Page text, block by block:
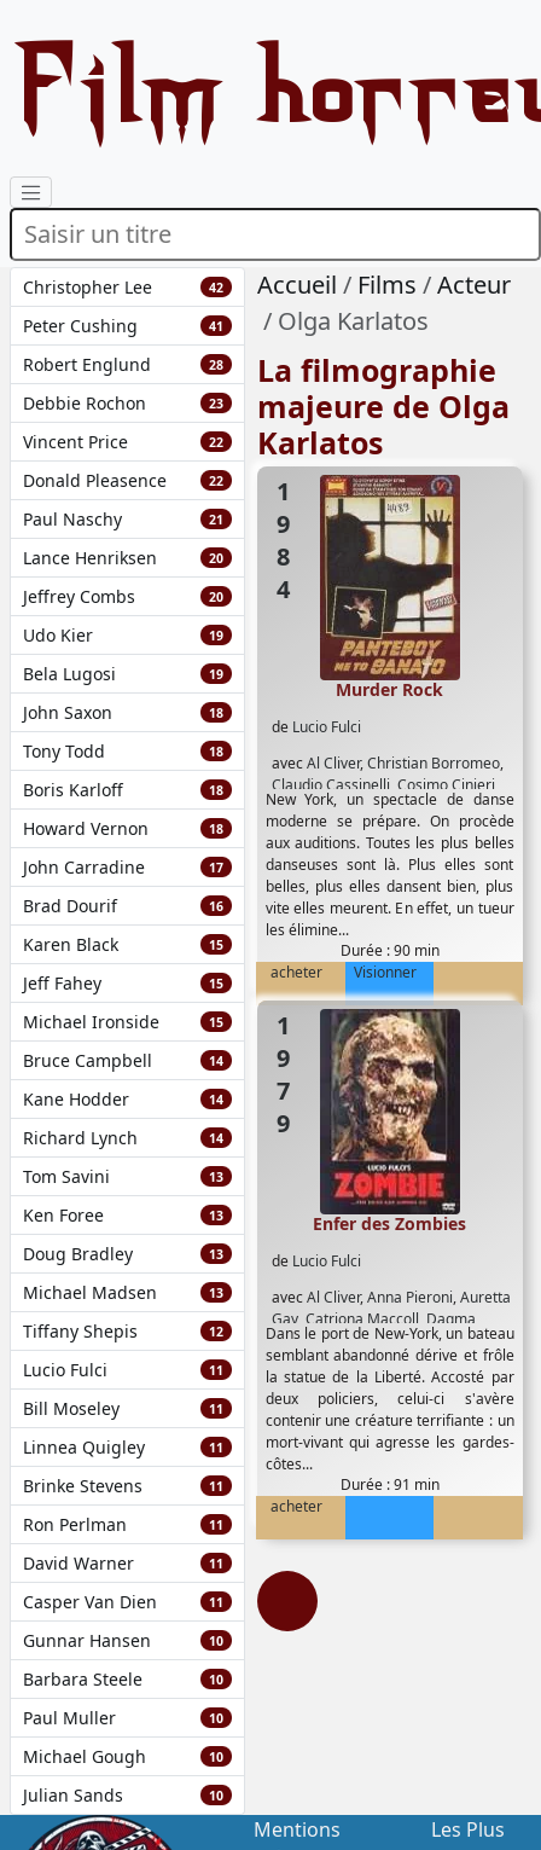
Film
Christopher Lee 42
Peter Cushing 41
Robert Englund 28
Debbie Rochon 23
Vincent Price 22
Donald Pleasence 22
Paul Naschy 21
Lance Henriksen 20
Jeffrey Combs 20
Udo Kier 19
Bela Lugosi 19
John Saxon 18
Tony Todd 18
Boris Karloff 18
Howard Vernon 18
John Carradine 17
Brad Dourif 16
Karen Black 15
Jeff Fahey 15
Michael Ironside 15
Bruce Campbell 14
Kane Hodder 14
Richard Lynch 14
Tom Savini 13
Ken Foree 13
Doug Bradley 13
Michael Madsen 13
Tiffany Shepis 12
Lucio Fulci 11
Bill Moseley 11
Linnea Quigley 11
Brinke Stevens 11
Ron Perlman 11
David Warner 11
Casper Van Dien 11
Gunnar Hansen 10
Barbara Steele 10
Paul Muller 10
Michael Gough 10
Julian Sands 10
Accueil Films
Acteur
Olga Karlatos
La filmographie
majeure de Olga
Karlatos
1984
de Lucio Fulci
avecAl Cliver,Christian Borromeo,
Claudio Cassinelli Cosimo Cinieri
Janna Ryan ,Lucio Fulci,Olga
Karlatos, Ray Lovelock
Murder Rock
New York, un spectacle de danse
moderne se prépare. On procède
aux auditions. Toutes les plus belles
danseuses sont là. Plus elles sont
belles, plus elles dansent bien, plus
vite elles meurent. En effet, un tueur
les élimine...
Durée : 90 min
acheter
Visionner
1979
de Lucio Fulci
avecAl Cliver,Anna Pieroni,Auretta
Gay, Catriona Maccoll Dagma
Lassander,Giovanni Frezza,Ian
McCulloch,Olga Karlatos,Paolo
Malco,Richard Johnson ,Stefania D
Amario,Tisa Farrow
Enfer des Zombies
Dans le port de New-York, un bateau
semblant abandonné dérive et frôle
la statue de la Liberté. Accosté par
deux policiers, celui-ci s'avère
contenir une créature terrifiante : un
mort-vivant qui agresse les gardes-
côtes...
Durée : 91 min
acheter
Mentions
Les Plus